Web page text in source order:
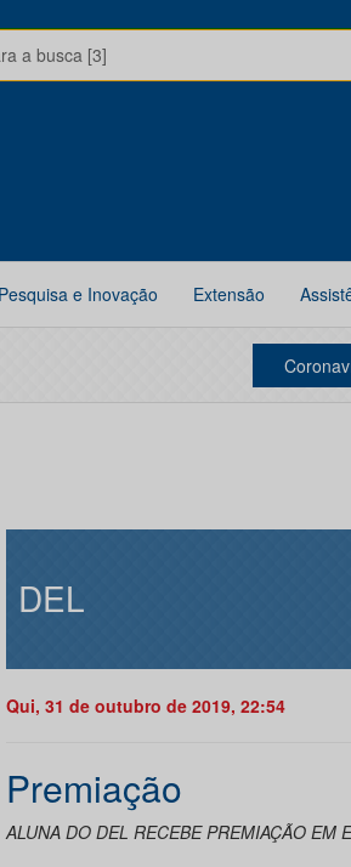
a busca [3]
Pesquisa e Inovação Extensão
DEL
Qui, 31 de outubro de 2019, 22:54
Premiação
ALUNA DO DEL RECEBE PREMIAÇÃO EM